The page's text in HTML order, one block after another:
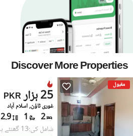
Discover More Properties
مقبول
PKR 25 ہزار
غوری ٹاؤن, اسلام آباد
2
1 2.9 مرلہ
شامل کی:13 گھنٹے پہل